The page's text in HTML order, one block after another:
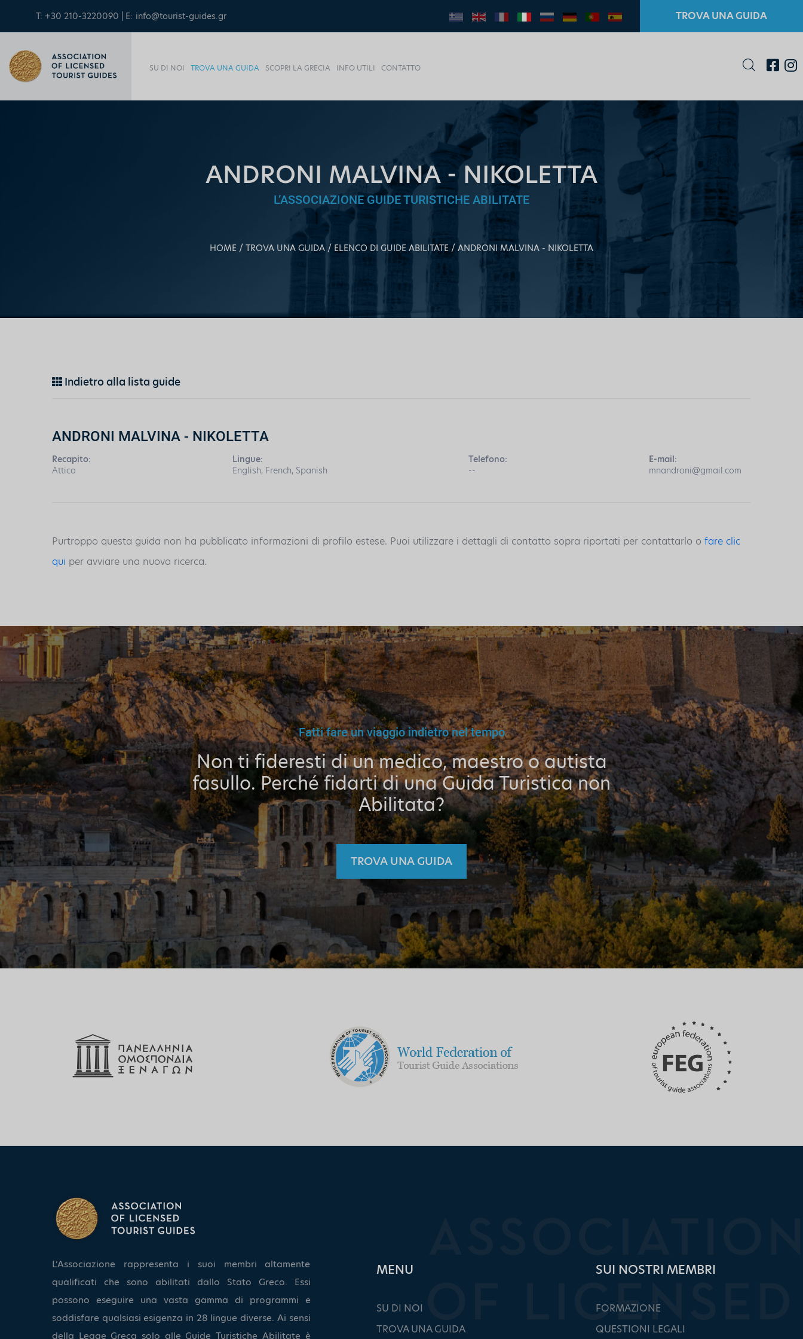
T: +30 210-3220090 | E: info@tourist-guides.gr TROVA UNA GUIDA
SU DI NOI TROVA UNA GUIDA SCOPRI LA GRECIA INFO UTILI CONTATTO
ANDRONI MALVINA - NIKOLETTA
L’ASSOCIAZIONE GUIDE TURISTICHE ABILITATE
HOME TROVA UNA GUIDA ELENCO DI GUIDE ABILITATE ANDRONI MALVINA - NIKOLETTA
Indietro alla lista guide
ANDRONI MALVINA - NIKOLETTA
Recapito:
Attica
Lingue:
English, French, Spanish
Telefono:
--
E-mail:
mnandroni@gmail.com
Purtroppo questa guida non ha pubblicato informazioni di profilo estese. Puoi utilizzare i dettagli di contatto sopra riportati per contattarlo o fare clic
qui per avviare una nuova ricerca.
Fatti fare un viaggio indietro nel tempo
Non ti fideresti di un medico, maestro o autista
fasullo. Perché fidarti di una Guida Turistica non
Abilitata?
TROVA UNA GUIDA
L’Associazione rappresenta i suoi membri altamente
qualificati che sono abilitati dallo Stato Greco. Essi
possono eseguire una vasta gamma di programmi e
soddisfare qualsiasi esigenza in 28 lingue diverse. Ai sensi
della Legge Greca solo alle Guide Turistiche Abilitate è
ΜΕΝU
SU DI NOI
TROVA UNA GUIDA
SUI NOSTRI MEMBRI
FORMAZIONE
QUESTIONI LEGALI